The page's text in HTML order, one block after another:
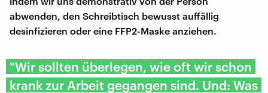
abwenden, den Schreibtisch bewusst auffällig
desinfizieren oder eine FFP2-Maske anziehen.
"Wir sollten überlegen, wie oft wir schon
krank zur Arbeit gegangen sind. Und: Was